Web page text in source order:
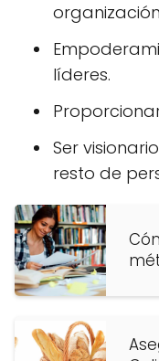
líderes.
Ser
resto de